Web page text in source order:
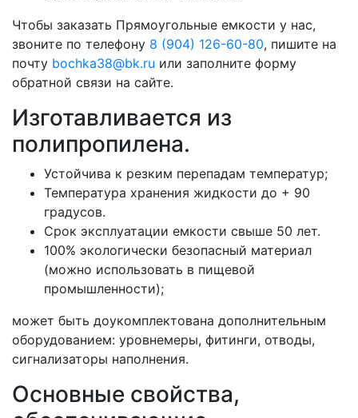
Чтобы заказать Прямоугольные емкости у нас,
звоните по телефону 8 (904) 126-60-80, пишите на
почту bochka38@bk.ru или заполните форму
обратной связи на сайте.
Изготавливается из
полипропилена.
Устойчива к резким перепадам температур;
Температура хранения жидкости до + 90
градусов.
Срок эксплуатации емкости свыше 50 лет.
100% экологически безопасный материал
(можно использовать в пищевой
промышленности);
может быть доукомплектована дополнительным
оборудованием: уровнемеры, фитинги, отводы,
сигнализаторы наполнения.
Основные свойства,